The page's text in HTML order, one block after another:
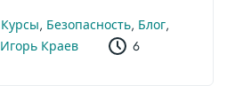
Курсы, Безопасность, Блог,
Игорь Краев 6